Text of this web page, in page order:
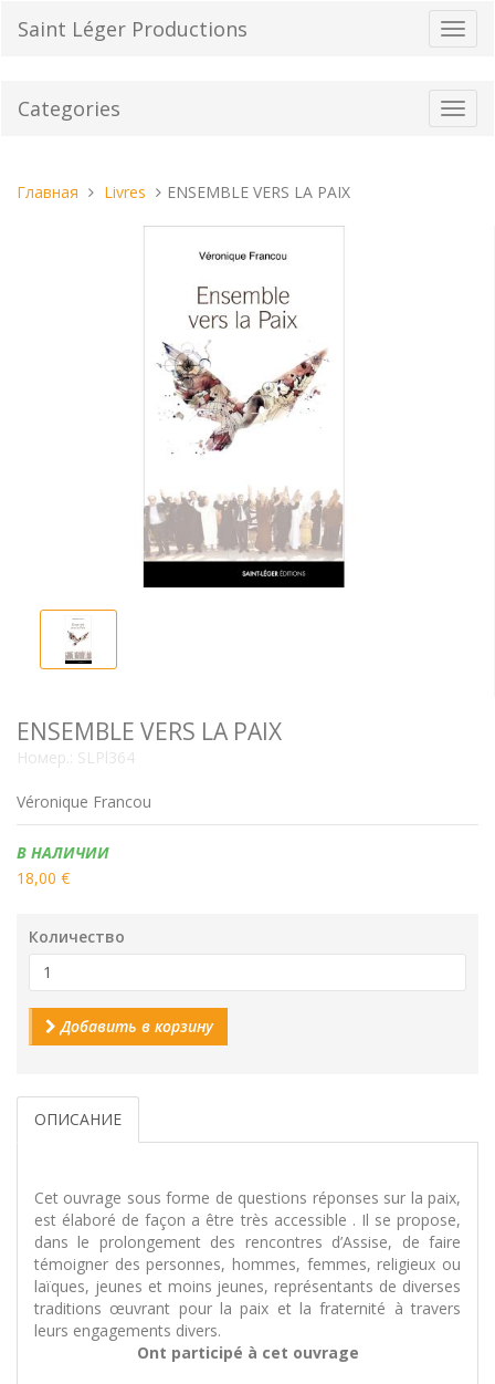
Saint Léger Productions
Categories
Вы
Главная Livres ENSEMBLE VERS LA PAIX
ENSEMBLE VERS LA PAIX
Номер.: SLPl364
Véronique Francou
Наличие:
В НАЛИЧИИ
18,00 €
Количество
Добавить в корзину
ОПИСАНИЕ
Cet ouvrage sous forme de questions réponses sur la paix,
est élaboré de façon a être très accessible . Il se propose,
dans le prolongement des rencontres d’Assise, de faire
témoigner des personnes, hommes, femmes, religieux ou
laïques, jeunes et moins jeunes, représentants de diverses
traditions œuvrant pour la paix et la fraternité à travers
leurs engagements divers.
Ont participé à cet ouvrage